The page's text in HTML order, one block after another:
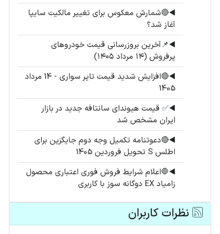
◀️🔴شمارش معکوس برای تغییر مالکیت سایپا
آغاز شد؟
◀️📌آخرین بروزرسانی قیمت خودروهای
پرفروش (۱۴ مرداد ۱۴۰۵)
◀️
🔴افزایش شدید قیمت تایر سواری - 14 مرداد
1405
◀️✅ قیمت هیوندای سانتافه جدید در بازار
ایران مشخص شد
◀️🔴دعوتنامه تکمیل وجه دوم جایگزین برای
اطلس S تحویل فروردین 1405
◀️🛑اعلام شرایط فروش فوری اعتباری محصول
زامیاد EX دوگانه سوز با کاربری
نظرات کاربران